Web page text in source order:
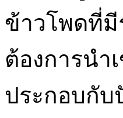
ข้าวโพดที่
ต้องการนำ
ประกอบกับ